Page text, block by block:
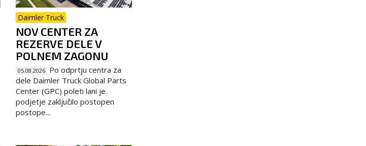
Daimler Truck
NOV CENTER ZA
REZERVE DELE V
POLNEM ZAGONU
05.08.2026 Po odprtju centra za
dele Daimler Truck Global Parts
Center (GPC) poleti lani je
podjetje zaključilo postopen
postope...